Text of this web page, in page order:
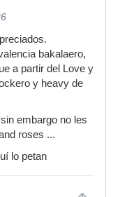
bakalaero,
a partir del Love y
y heavy de
embargo no les
roses ...
lo petan